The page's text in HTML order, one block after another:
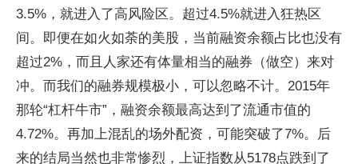
3.5%，就进入了高风险区。超过4.5%就进入狂热区
间。即便在如火如荼的美股，当前融资余额占比也没有
超过2%，而且人家还有体量相当的融券（做空）来对
冲。而我们的融券规模极小，可以忽略不计。2015年
那轮“杠杆牛市”，融资余额最高达到了流通市值的
4.72%。再加上混乱的场外配资，可能突破了7%。后
来的结局当然也非常惨烈，上证指数从5178点跌到了